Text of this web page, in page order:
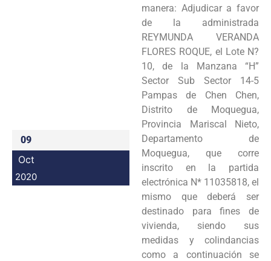
09
Oct
2020
manera: Adjudicar a favor
de la administrada
REYMUNDA VERANDA
FLORES ROQUE, el Lote N?
10, de la Manzana “H”
Sector Sub Sector 14-5
Pampas de Chen Chen,
Distrito de Moquegua,
Provincia Mariscal Nieto,
Departamento de
Moquegua, que corre
inscrito en la partida
electrónica N* 11035818, el
mismo que deberá ser
destinado para fines de
vivienda, siendo sus
medidas y colindancias
como a continuación se